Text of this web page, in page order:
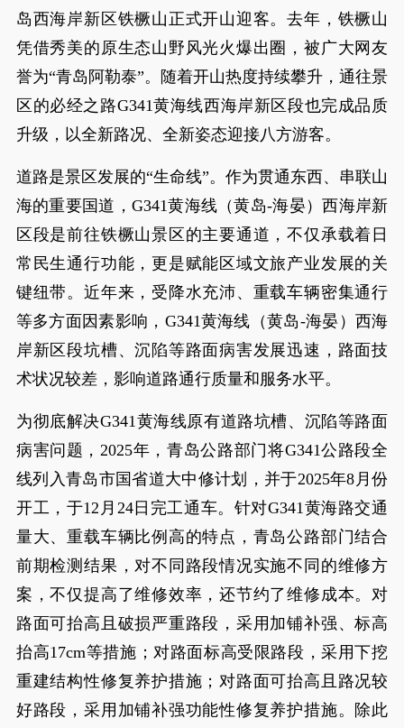
岛西海岸新区铁橛山正式开山迎客。去年，铁橛山
凭借秀美的原生态山野风光火爆出圈，被广大网友
誉为“青岛阿勒泰”。随着开山热度持续攀升，通往景
区的必经之路G341黄海线西海岸新区段也完成品质
升级，以全新路况、全新姿态迎接八方游客。
道路是景区发展的“生命线”。作为贯通东西、串联山
海的重要国道，G341黄海线（黄岛-海晏）西海岸新
区段是前往铁橛山景区的主要通道，不仅承载着日
常民生通行功能，更是赋能区域文旅产业发展的关
键纽带。近年来，受降水充沛、重载车辆密集通行
等多方面因素影响，G341黄海线（黄岛-海晏）西海
岸新区段坑槽、沉陷等路面病害发展迅速，路面技
术状况较差，影响道路通行质量和服务水平。
为彻底解决G341黄海线原有道路坑槽、沉陷等路面
病害问题，2025年，青岛公路部门将G341公路段全
线列入青岛市国省道大中修计划，并于2025年8月份
开工，于12月24日完工通车。针对G341黄海路交通
量大、重载车辆比例高的特点，青岛公路部门结合
前期检测结果，对不同路段情况实施不同的维修方
案，不仅提高了维修效率，还节约了维修成本。对
路面可抬高且破损严重路段，采用加铺补强、标高
抬高17cm等措施；对路面标高受限路段，采用下挖
重建结构性修复养护措施；对路面可抬高且路况较
好路段，采用加铺补强功能性修复养护措施。除此